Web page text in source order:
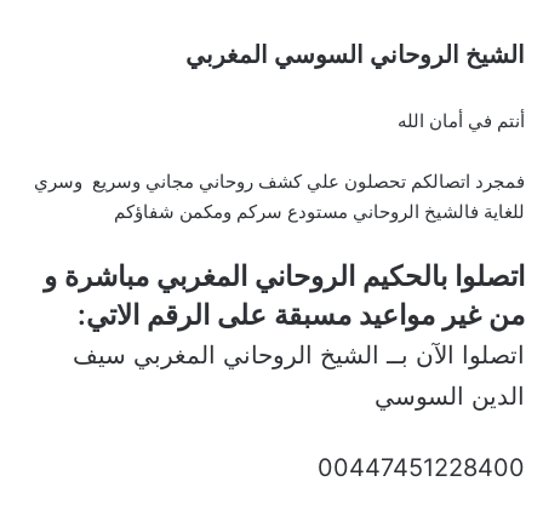
الشيخ الروحاني السوسي المغربي
أنتم في أمان الله
فمجرد اتصالكم تحصلون علي كشف روحاني مجاني وسريع وسري
للغاية فالشيخ الروحاني مستودع سركم ومكمن شفاؤكم
اتصلوا بالحكيم الروحاني المغربي مباشرة و
من غير مواعيد مسبقة على الرقم الاتي:
اتصلوا الآن بــ الشيخ الروحاني المغربي سيف
الدين السوسي
00447451228400